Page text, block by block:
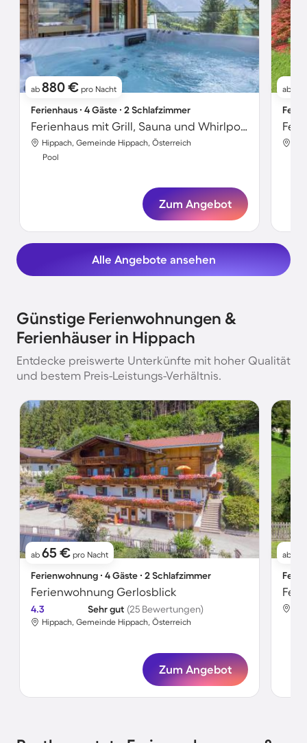
ab 880 € pro Nacht
Ferienhaus ∙ 4 Gäste ∙ 2 Schlafzimmer
Ferienhaus mit Grill, Sauna und Whirlpool | Bergblick | Hunde erlaubt
Hippach, Gemeinde Hippach, Österreich
Pool
Zum Angebot
ab
Alle Angebote ansehen
Günstige Ferienwohnungen &
Ferienhäuser in Hippach
Entdecke preiswerte Unterkünfte mit hoher Qualität
und bestem Preis-Leistungs-Verhältnis.
ab 65 € pro Nacht
Ferienwohnung ∙ 4 Gäste ∙ 2 Schlafzimmer
Ferienwohnung Gerlosblick
4.3 Sehr gut (25 Bewertungen)
Hippach, Gemeinde Hippach, Österreich
Zum Angebot
ab